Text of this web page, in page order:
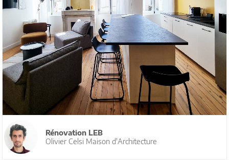
Rénovation LEB
Olivier Celsi Maison d'Architecture